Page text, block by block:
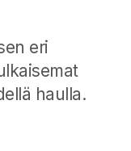
eri
haulla.